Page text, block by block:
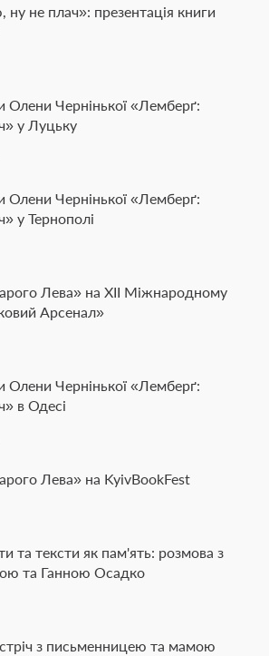
не плач»: презентація книги
Олени Чернінької «Лемберґ:
у Луцьку
Олени Чернінької «Лемберґ:
у Тернополі
Лева» на ХІІ Міжнародному
Арсенал»
Олени Чернінької «Лемберґ:
в Одесі
Лева» на KyivBookFest
та тексти як пам'ять: розмова з
та Ганною Осадко
з письменницею та мамою